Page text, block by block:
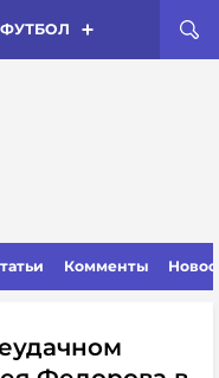
ФУТБОЛ
Комменты